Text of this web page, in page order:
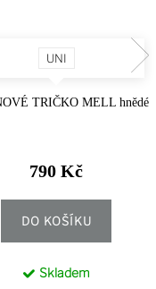
TRIČKO MELL hnědé
790 Kč
DO KOŠÍKU
UNI
Skladem